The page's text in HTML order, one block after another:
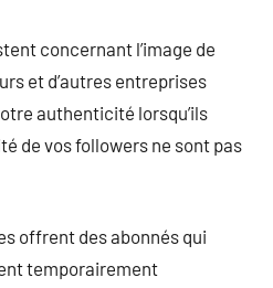
concernant l’image de
et d’autres entreprises
authenticité lorsqu’ils
de vos followers ne sont pas
offrent des abonnés qui
temporairement